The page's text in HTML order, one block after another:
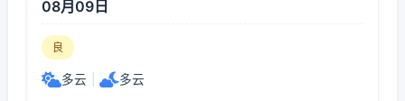
08月09日
良
多云 多云